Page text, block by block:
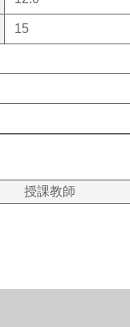
15
授課教師